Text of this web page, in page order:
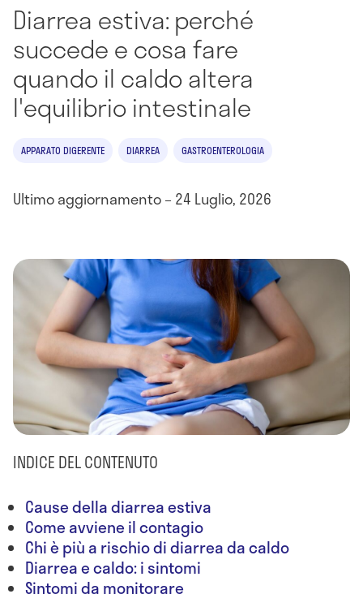
Diarrea estiva: perché
succede e cosa fare
quando il caldo altera
l'equilibrio intestinale
APPARATO DIGERENTE DIARREA GASTROENTEROLOGIA
Ultimo aggiornamento – 24 Luglio, 2026
INDICE DEL CONTENUTO
Cause della diarrea estiva
Come avviene il contagio
Chi è più a rischio di diarrea da caldo
Diarrea e caldo: i sintomi
Sintomi da monitorare